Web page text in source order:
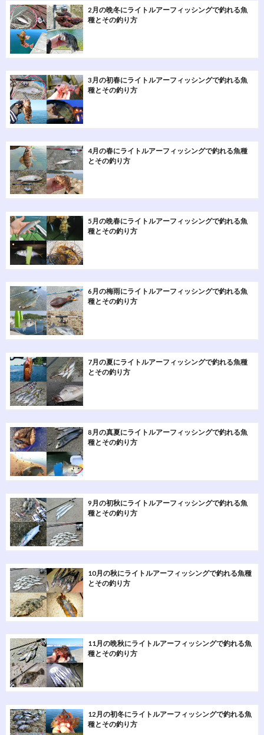
2月の晩冬にライトルアーフィッシングで釣れる魚
種とその釣り方
3月の初春にライトルアーフィッシングで釣れる魚
種とその釣り方
4月の春にライトルアーフィッシングで釣れる魚種
とその釣り方
5月の晩春にライトルアーフィッシングで釣れる魚
種とその釣り方
6月の梅雨にライトルアーフィッシングで釣れる魚
種とその釣り方
7月の夏にライトルアーフィッシングで釣れる魚種
とその釣り方
8月の真夏にライトルアーフィッシングで釣れる魚
種とその釣り方
9月の初秋にライトルアーフィッシングで釣れる魚
種とその釣り方
10月の秋にライトルアーフィッシングで釣れる魚種
とその釣り方
11月の晩秋にライトルアーフィッシングで釣れる魚
種とその釣り方
12月の初冬にライトルアーフィッシングで釣れる魚
種とその釣り方